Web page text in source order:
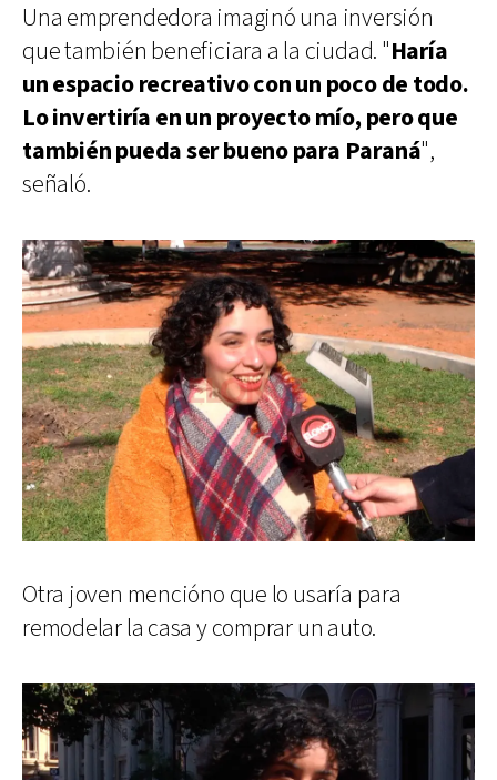
Una emprendedora imaginó una inversión
que también beneficiara a la ciudad. "Haría
un espacio recreativo con un poco de todo.
Lo invertiría en un proyecto mío, pero que
también pueda ser bueno para Paraná",
señaló.
Otra joven mencióno que lo usaría para
remodelar la casa y comprar un auto.